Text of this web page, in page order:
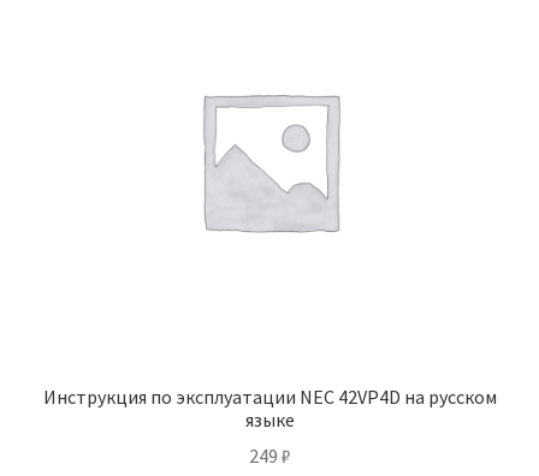
Инструкция по эксплуатации NEC 42VP4D на русском
языке
249 ₽